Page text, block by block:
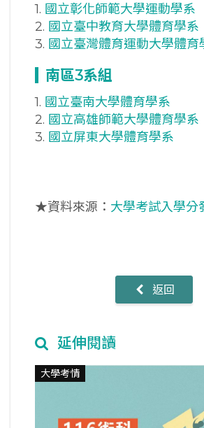
1. 國立彰化師範大學運動學系
2. 國立臺中教育大學體育學系
3. 國立臺灣體育運動大學體育
南區3系組
1. 國立臺南大學體育學系
2. 國立高雄師範大學體育學系
3. 國立屏東大學體育學系
★資料來源： 大學考試入學分
返回
延伸閱讀
大學考情